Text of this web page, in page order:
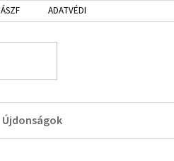
ÁSZF ADATVÉDELMI IRÁNYELVEK
Újdonságok